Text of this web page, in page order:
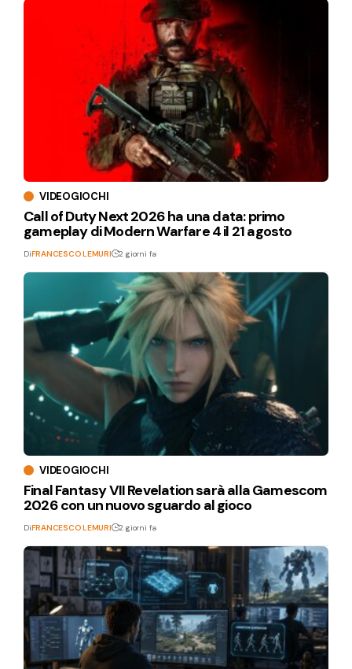
VIDEOGIOCHI
Call of Duty Next 2026 ha una data: primo
gameplay di Modern Warfare 4 il 21 agosto
DiFRANCESCO LEMURI 2 giorni fa
VIDEOGIOCHI
Final Fantasy VII Revelation sarà alla Gamescom
2026 con un nuovo sguardo al gioco
DiFRANCESCO LEMURI 2 giorni fa